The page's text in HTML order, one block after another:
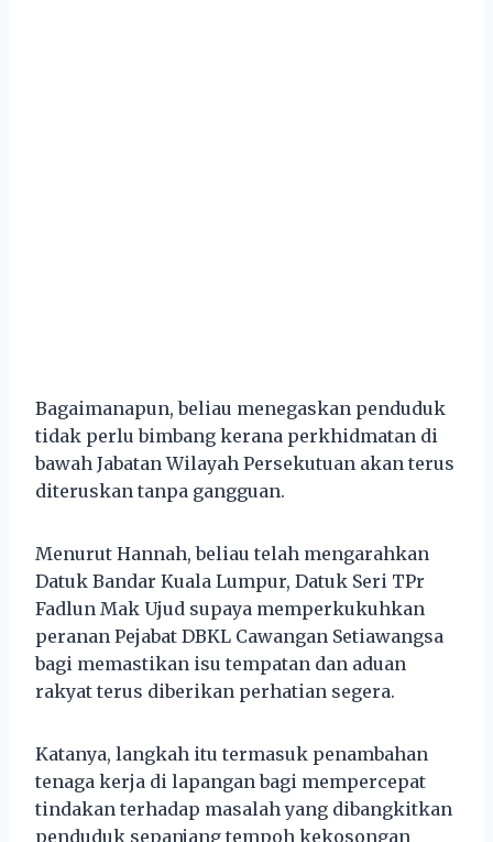
Bagaimanapun, beliau menegaskan penduduk
tidak perlu bimbang kerana perkhidmatan di
bawah Jabatan Wilayah Persekutuan akan terus
diteruskan tanpa gangguan.
Menurut Hannah, beliau telah mengarahkan
Datuk Bandar Kuala Lumpur, Datuk Seri TPr
Fadlun Mak Ujud supaya memperkukuhkan
peranan Pejabat DBKL Cawangan Setiawangsa
bagi memastikan isu tempatan dan aduan
rakyat terus diberikan perhatian segera.
Katanya, langkah itu termasuk penambahan
tenaga kerja di lapangan bagi mempercepat
tindakan terhadap masalah yang dibangkitkan
penduduk sepanjang tempoh kekosongan